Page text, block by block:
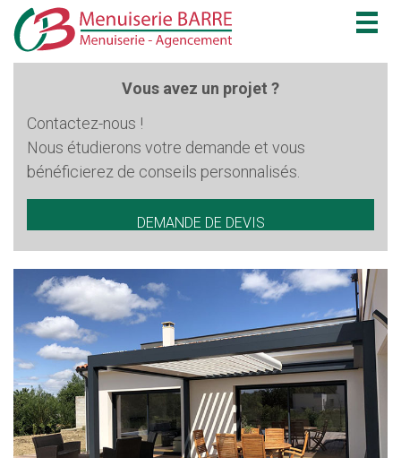
Vous avez un projet ?
Contactez-nous !
Nous étudierons votre demande et vous
bénéficierez de conseils personnalisés.
DEMANDE DE DEVIS